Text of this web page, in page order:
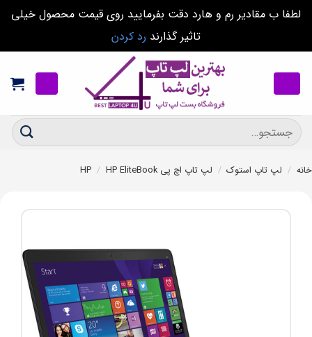
لطفا ب مقادیر رم و هارد دقت بفرمایید روی قیمت محصول خیلی
تاثیر گذارند رد کردن
content
جستجو
برای:
خانه / لپ تاپ استوک / لپ تاپ اچ پی HP / HP EliteBook